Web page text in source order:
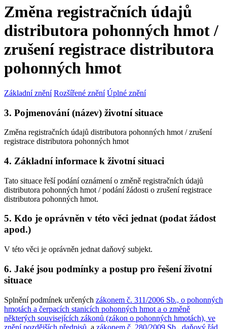
Změna registračních údajů
distributora pohonných hmot /
zrušení registrace distributora
pohonných hmot
Základní znění Rozšířené znění Úplné znění
3. Pojmenování (název) životní situace
Změna registračních údajů distributora pohonných hmot / zrušení
registrace distributora pohonných hmot
4. Základní informace k životní situaci
Tato situace řeší podání oznámení o změně registračních údajů
distributora pohonných hmot / podání žádosti o zrušení registrace
distributora pohonných hmot.
5. Kdo je oprávněn v této věci jednat (podat žádost
apod.)
V této věci je oprávněn jednat daňový subjekt.
6. Jaké jsou podmínky a postup pro řešení životní
situace
Splnění podmínek určených zákonem č. 311/2006 Sb., o pohonných
hmotách a čerpacích stanicích pohonných hmot a o změně
některých souvisejících zákonů (zákon o pohonných hmotách), ve
znění pozdějších předpisů, a zákonem č. 280/2009 Sb., daňový řád,